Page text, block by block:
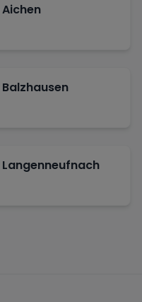
Aichen
Balzhausen
Langenneufnach